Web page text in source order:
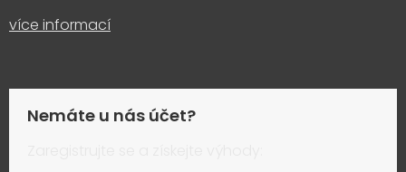
více informací
Nemáte u nás účet?